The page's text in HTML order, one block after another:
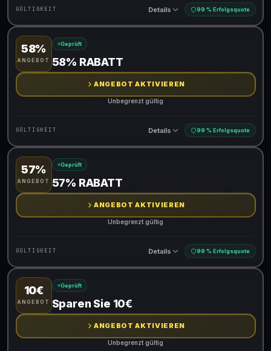
GÜLTIGKEIT Details 99 % Erfolgsquote
Gültig für teilnehmende Produkte
58%
ANGEBOT
Geprüft
58% RABATT
ANGEBOT AKTIVIEREN
Unbegrenzt gültig
GÜLTIGKEIT Details 99 % Erfolgsquote
Gültig für teilnehmende Produkte
57%
ANGEBOT
Geprüft
57% RABATT
ANGEBOT AKTIVIEREN
Unbegrenzt gültig
GÜLTIGKEIT Details 99 % Erfolgsquote
Gültig für teilnehmende Produkte
10€
ANGEBOT
Geprüft
Sparen Sie 10€
ANGEBOT AKTIVIEREN
Unbegrenzt gültig